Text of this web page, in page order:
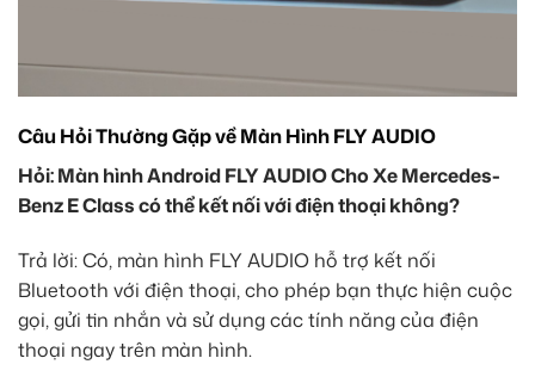
Câu Hỏi Thường Gặp về Màn Hình FLY AUDIO
Hỏi: Màn hình Android FLY AUDIO Cho Xe Mercedes-
Benz E Class có thể kết nối với điện thoại không?
Trả lời: Có, màn hình FLY AUDIO hỗ trợ kết nối
Bluetooth với điện thoại, cho phép bạn thực hiện cuộc
gọi, gửi tin nhắn và sử dụng các tính năng của điện
thoại ngay trên màn hình.